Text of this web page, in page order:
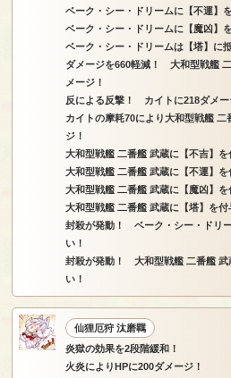
ベーク・シー・ドリームに【不運】
ベーク・シー・ドリームに【魔凶】
ベーク・シー・ドリームは【塔】に
ダメージを660軽減！ 大和型戦艦
メージ！
反による反撃！ カイトに218ダメー
カイトの摩耗70により大和型戦艦 二
ジ！
大和型戦艦 二番艦 武蔵に【不吉】を
大和型戦艦 二番艦 武蔵に【不運】を
大和型戦艦 二番艦 武蔵に【魔凶】を
大和型戦艦 二番艦 武蔵に【塔】を付
封殺が発動！ ベーク・シー・ドリ
い！
封殺が発動！ 大和型戦艦 二番艦 武
い！
仙狸厄狩 汰磨羈
炎獄の効果を2段階緩和！
火炎によりHPに200ダメージ！